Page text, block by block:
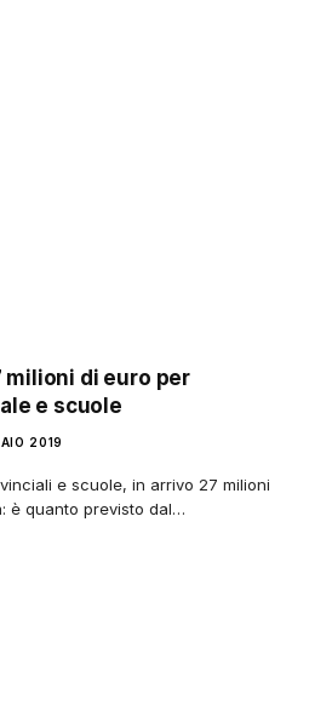
milioni di euro per
e scuole
2019
e scuole, in arrivo 27 milioni
è quanto previsto dal…